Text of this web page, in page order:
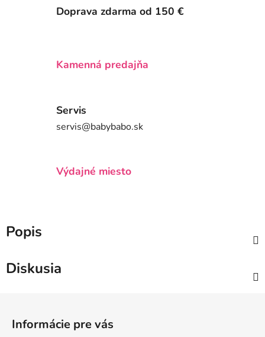
Doprava zdarma od 150 €
Kamenná predajňa
Servis
servis@babybabo.sk
Výdajné miesto
Popis
Diskusia
Informácie pre vás